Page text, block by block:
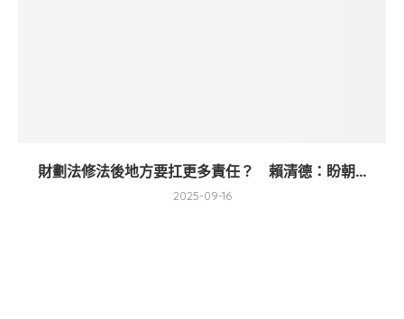
財劃法修法後地方要扛更多責任？ 賴清德：盼朝...
2025-09-16